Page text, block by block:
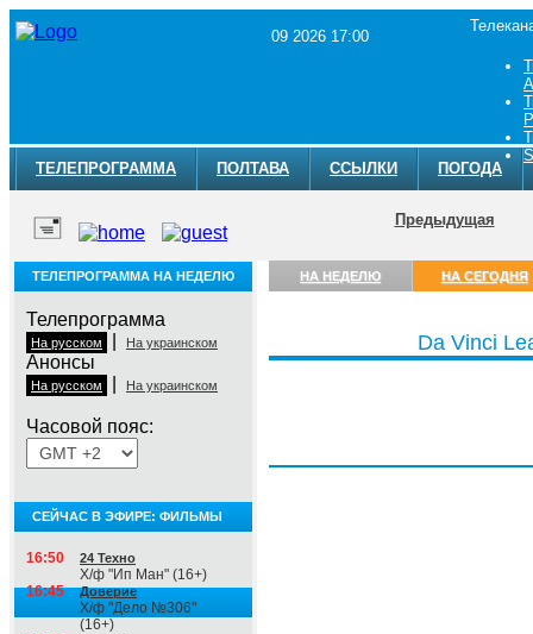
09 2026 17:00
ТЕЛЕПРОГРАММА ПОЛТАВА ССЫЛКИ ПОГОДА
Предыдущая
ТЕЛЕПРОГРАММА НА НЕДЕЛЮ
Телепрограмма
На русском На украинском
Анонсы
На русском На украинском
Часовой пояс:
СЕЙЧАС В ЭФИРЕ: ФИЛЬМЫ
16:50 24 Техно
Х/ф "Ип Ман" (16+)
16:45
Доверие
Х/ф "Дело №306"
(16+)
НА НЕДЕЛЮ НА СЕГОДНЯ
Da Vinci